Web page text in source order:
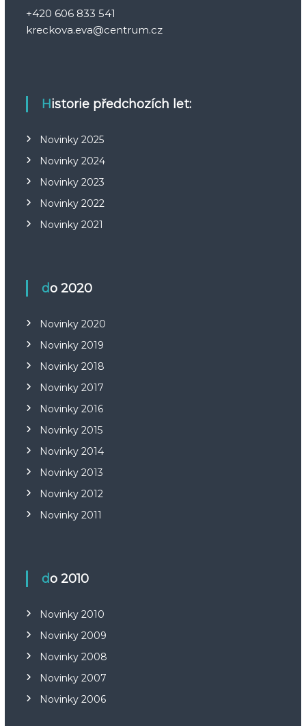
+420 606 833 541
kreckova.eva@centrum.cz
Historie předchozích let:
Novinky 2025
Novinky 2024
Novinky 2023
Novinky 2022
Novinky 2021
do 2020
Novinky 2020
Novinky 2019
Novinky 2018
Novinky 2017
Novinky 2016
Novinky 2015
Novinky 2014
Novinky 2013
Novinky 2012
Novinky 2011
do 2010
Novinky 2010
Novinky 2009
Novinky 2008
Novinky 2007
Novinky 2006